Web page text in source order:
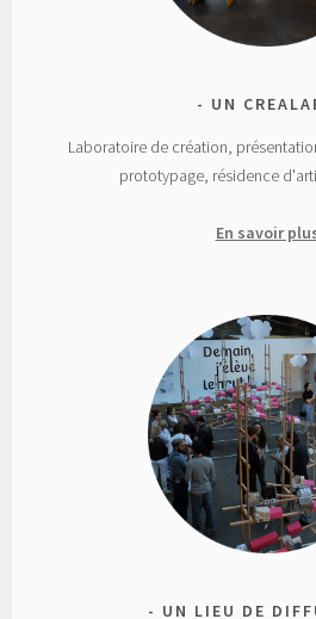
UN
Laboratoire de création,
prototypage, résidence
En savoir
UN LIEU DE